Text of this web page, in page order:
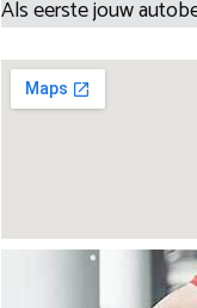
Als eerste jouw